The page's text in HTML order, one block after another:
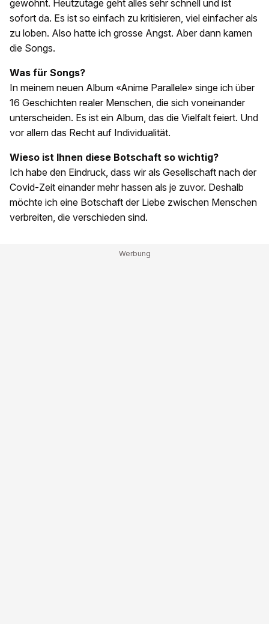
gewöhnt. Heutzutage geht alles sehr schnell und ist
sofort da. Es ist so einfach zu kritisieren, viel einfacher als
zu loben. Also hatte ich grosse Angst. Aber dann kamen
die Songs.
Was für Songs?
In meinem neuen Album «Anime Parallele» singe ich über
16 Geschichten realer Menschen, die sich voneinander
unterscheiden. Es ist ein Album, das die Vielfalt feiert. Und
vor allem das Recht auf Individualität.
Wieso ist Ihnen diese Botschaft so wichtig?
Ich habe den Eindruck, dass wir als Gesellschaft nach der
Covid-Zeit einander mehr hassen als je zuvor. Deshalb
möchte ich eine Botschaft der Liebe zwischen Menschen
verbreiten, die verschieden sind.